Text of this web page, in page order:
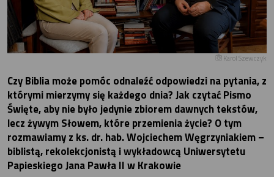
Karol Szewczyk
Czy Biblia może pomóc odnaleźć odpowiedzi na pytania, z
którymi mierzymy się każdego dnia? Jak czytać Pismo
Święte, aby nie było jedynie zbiorem dawnych tekstów,
lecz żywym Słowem, które przemienia życie? O tym
rozmawiamy z ks. dr. hab. Wojciechem Węgrzyniakiem –
biblistą, rekolekcjonistą i wykładowcą Uniwersytetu
Papieskiego Jana Pawła II w Krakowie